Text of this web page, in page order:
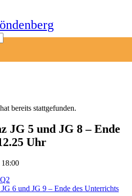
bereits stattgefunden.
JG 5 und JG 8 – Ende
Uhr
18:00
6 und JG 9 – Ende des Unterrichts